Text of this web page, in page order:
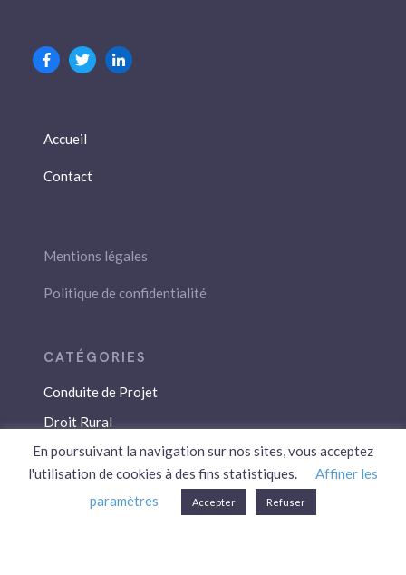
Accueil
Contact
Mentions légales
Politique de confidentialité
Conduite de Projet
Droit Rural
Droit Social
Économie / Gestion
Environnement
En poursuivant la navigation sur nos sites, vous acceptez
l'utilisation de cookies à des fins statistiques.
Affiner les
paramètres
Accepter Refuser